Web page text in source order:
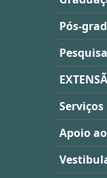
Pós-
Pesquisa
Serviços
Apoio